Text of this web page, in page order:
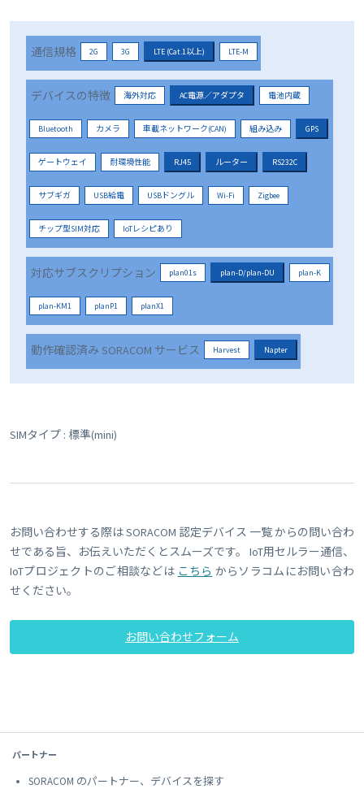
通信規格 2G 3G LTE (Cat.1以上) LTE-M
デバイスの特徴 海外対応 AC電源／アダプタ 電池内蔵
Bluetooth カメラ 車載ネットワーク(CAN) 組み込み GPS
ゲートウェイ 耐環境性能 RJ45 ルーター RS232C
サブギガ USB給電 USBドングル Wi-Fi Zigbee
チップ型SIM対応 IoTレシピあり
対応サブスクリプション plan01s plan-D/plan-DU plan-K
plan-KM1 planP1 planX1
動作確認済み SORACOM サービス Harvest Napter
SIMタイプ : 標準(mini)
お問い合わせする際は SORACOM 認定デバイス 一覧 からの問い合わ
せである旨、お伝えいただくとスムーズです。 IoT用セルラー通信、
IoTプロジェクトのご相談などは こちら からソラコムにお問い合わ
せください。
お問い合わせフォーム
パートナー
SORACOM のパートナー、デバイスを探す